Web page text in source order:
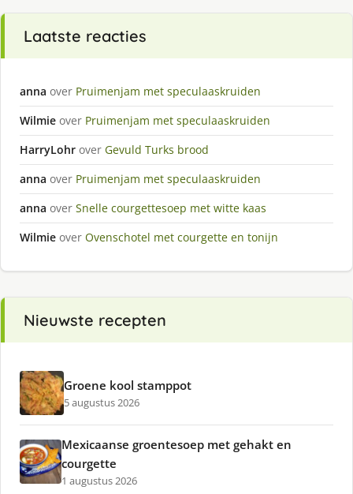
Laatste reacties
anna over Pruimenjam met speculaaskruiden
Wilmie over Pruimenjam met speculaaskruiden
HarryLohr over Gevuld Turks brood
anna over Pruimenjam met speculaaskruiden
anna over Snelle courgettesoep met witte kaas
Wilmie over Ovenschotel met courgette en tonijn
Nieuwste recepten
Groene kool stamppot
5 augustus 2026
Mexicaanse groentesoep met gehakt en
courgette
1 augustus 2026